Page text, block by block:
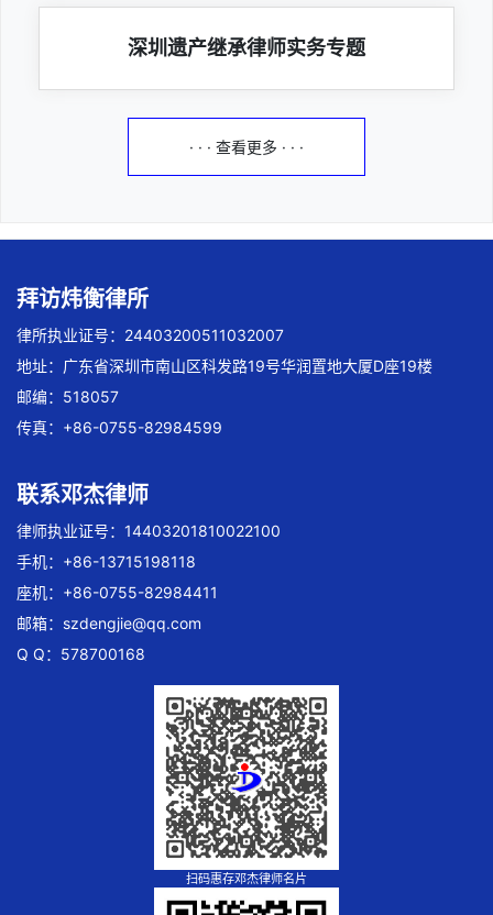
深圳遗产继承律师实务专题
· · · 查看更多 · · ·
拜访炜衡律所
律所执业证号：24403200511032007
地址：广东省深圳市南山区科发路19号华润置地大厦D座19楼
邮编：518057
传真：+86-0755-82984599
联系邓杰律师
律师执业证号：14403201810022100
手机：+86-13715198118
座机：+86-0755-82984411
邮箱： szdengjie@qq.com
Q Q：578700168
扫码惠存邓杰律师名片